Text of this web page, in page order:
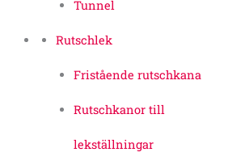
Tunnel
Rutschlek
Fristående rutschkana
Rutschkanor till
lekställningar